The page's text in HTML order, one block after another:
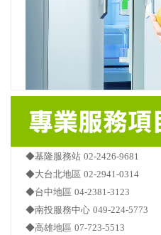
◆基隆服務站 02-2426-9681
◆大台北地區 02-2941-0314
◆台中地區 04-2381-3123
◆南投服務中心 049-224-5773
◆高雄地區 07-723-5513